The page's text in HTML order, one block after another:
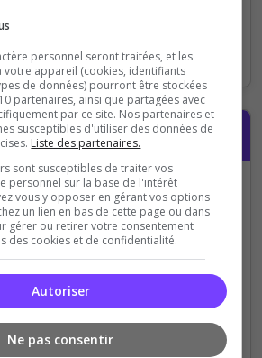
chaîne Twitch pour promouvoir
compte ?
avec
Je crée mon
compte (en 10
secondes)
personnel seront traitées, et les
votre appareil (cookies, identifiants
de données) pourront être stockées
partenaires, ainsi que partagées avec
par ce site. Nos partenaires et
susceptibles d'utiliser des données de
Liste des partenaires.
sont susceptibles de traiter vos
personnel sur la base de l'intérêt
vous y opposer en gérant vos options
un lien en bas de cette page ou dans
gérer ou retirer votre consentement
des cookies et de confidentialité.
Autoriser
Ne pas consentir